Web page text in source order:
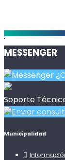
.
MESSENGER
Soporte
Enviar
Municipalidad